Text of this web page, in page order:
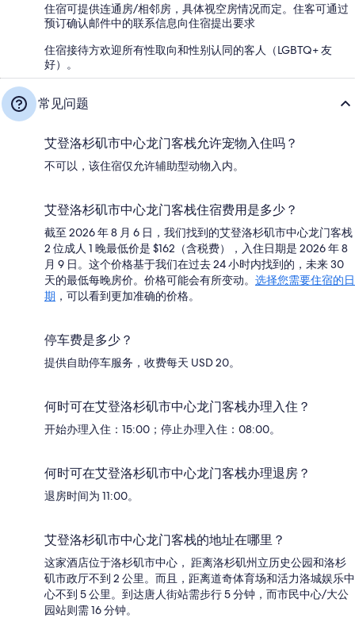
住宿可提供连通房/相邻房，具体视空房情况而定。住客可通过
预订确认邮件中的联系信息向住宿提出要求
住宿接待方欢迎所有性取向和性别认同的客人（LGBTQ+ 友
好）。
常见问题
艾登洛杉矶市中心龙门客栈允许宠物入住吗？
不可以，该住宿仅允许辅助型动物入内。
艾登洛杉矶市中心龙门客栈住宿费用是多少？
截至 2026 年 8 月 6 日，我们找到的艾登洛杉矶市中心龙门客栈
2 位成人 1 晚最低价是 $162（含税费），入住日期是 2026 年 8
月 9 日。这个价格基于我们在过去 24 小时内找到的，未来 30
天的最低每晚房价。价格可能会有所变动。 选择您需要住宿的日
期 ，可以看到更加准确的价格。
停车费是多少？
提供自助停车服务，收费每天 USD 20。
何时可在艾登洛杉矶市中心龙门客栈办理入住？
开始办理入住：15:00；停止办理入住：08:00。
何时可在艾登洛杉矶市中心龙门客栈办理退房？
退房时间为 11:00。
艾登洛杉矶市中心龙门客栈的地址在哪里？
这家酒店位于洛杉矶市中心， 距离洛杉矶州立历史公园和洛杉
矶市政厅不到 2 公里。而且，距离道奇体育场和活力洛城娱乐中
心不到 5 公里。到达唐人街站需步行 5 分钟，而市民中心/大公
园站则需 16 分钟。